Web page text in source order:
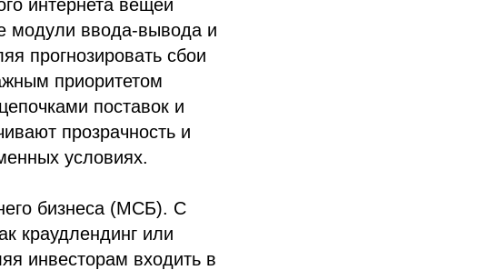
интернета вещей
модули ввода-вывода и
прогнозировать сбои
приоритетом
поставок и
прозрачность и
условиях.
бизнеса (МСБ). С
краудлендинг или
инвесторам входить в